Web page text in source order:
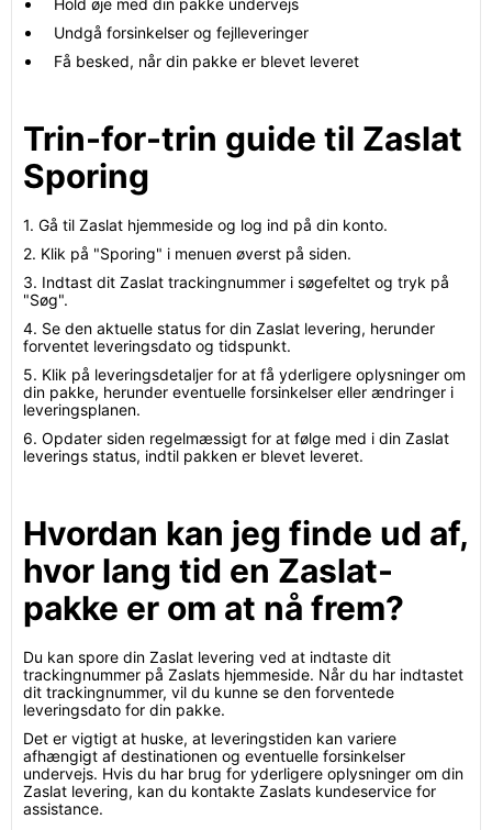
Hold øje med din pakke undervejs
Undgå forsinkelser og fejlleveringer
Få besked, når din pakke er blevet leveret
Trin-for-trin guide til Zaslat
Sporing
1. Gå til Zaslat hjemmeside og log ind på din konto.
2. Klik på "Sporing" i menuen øverst på siden.
3. Indtast dit Zaslat trackingnummer i søgefeltet og tryk på
"Søg".
4. Se den aktuelle status for din Zaslat levering, herunder
forventet leveringsdato og tidspunkt.
5. Klik på leveringsdetaljer for at få yderligere oplysninger om
din pakke, herunder eventuelle forsinkelser eller ændringer i
leveringsplanen.
6. Opdater siden regelmæssigt for at følge med i din Zaslat
leverings status, indtil pakken er blevet leveret.
Hvordan kan jeg finde ud af,
hvor lang tid en Zaslat-
pakke er om at nå frem?
Du kan spore din Zaslat levering ved at indtaste dit
trackingnummer på Zaslats hjemmeside. Når du har indtastet
dit trackingnummer, vil du kunne se den forventede
leveringsdato for din pakke.
Det er vigtigt at huske, at leveringstiden kan variere
afhængigt af destinationen og eventuelle forsinkelser
undervejs. Hvis du har brug for yderligere oplysninger om din
Zaslat levering, kan du kontakte Zaslats kundeservice for
assistance.